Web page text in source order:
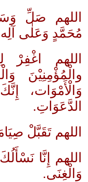
اللهم صَلِّ
مُحَمَّدٍ وَعَلٰى
اللهم اغْفِرْ
والْمُؤْمِنِيْنَ
وَالْأَمْوَات،
الدَّعَوَاتِ.
اللهم تَقَبَّلْ
اللهم إِنَّا
وَالْغِنَى.